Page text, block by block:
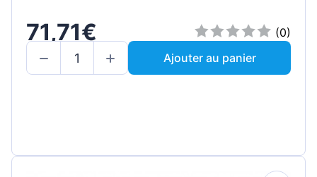
71,71€
(0)
Ajouter au panier